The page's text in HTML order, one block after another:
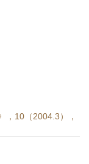
，10（2004.3），